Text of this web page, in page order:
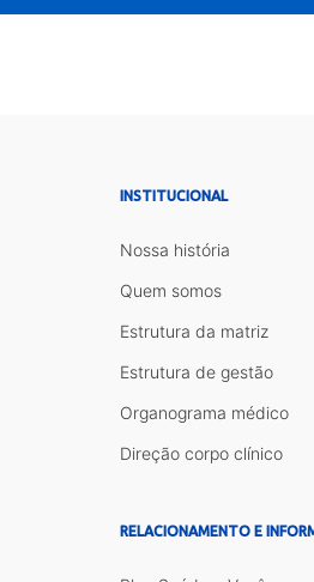
INSTITUCIONAL
Nossa história
Quem somos
Estrutura da matriz
Estrutura de gestão
Organograma médico
Direção corpo clínico
RELACIONAMENTO E